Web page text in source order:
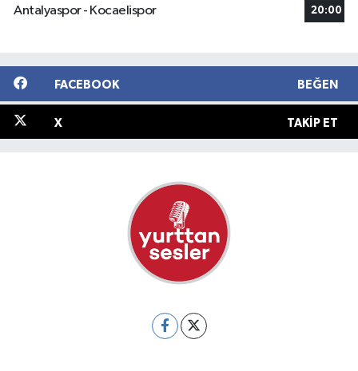
Antalyaspor - Kocaelispor 20:00
FACEBOOK BEĞEN
X TAKIP ET